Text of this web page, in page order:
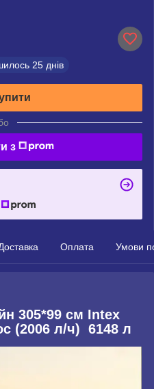
25 днів
з
Оплата Умови
305*99 см Intex
(2006 л/ч) 6148 л